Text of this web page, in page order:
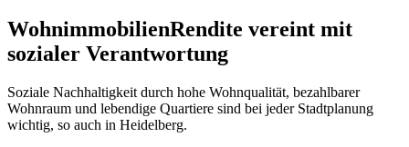
WohnimmobilienRendite vereint mit
sozialer Verantwortung
Soziale Nachhaltigkeit durch hohe Wohnqualität, bezahlbarer
Wohnraum und lebendige Quartiere sind bei jeder Stadtplanung
wichtig, so auch in Heidelberg.